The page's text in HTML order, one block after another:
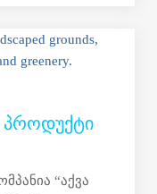
ᲞᲠᲝᲓᲣᲥᲢᲘ
“აქვა